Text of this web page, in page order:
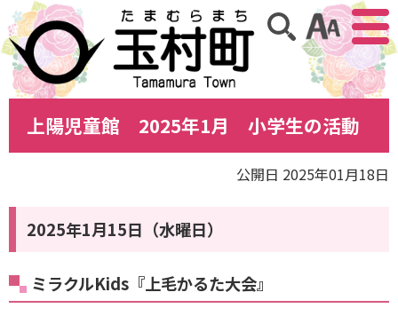
アクセ
サイト内検索
上陽児童館 2025年1月 小学生の活動
公開日 2025年01月18日
2025年1月15日（水曜日）
ミラクルKids『上毛かるた大会』